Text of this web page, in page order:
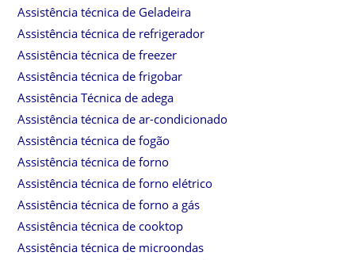
Assistência técnica de Geladeira
Assistência técnica de refrigerador
Assistência técnica de freezer
Assistência técnica de frigobar
Assistência Técnica de adega
Assistência técnica de ar-condicionado
Assistência técnica de fogão
Assistência técnica de forno
Assistência técnica de forno elétrico
Assistência técnica de forno a gás
Assistência técnica de cooktop
Assistência técnica de microondas